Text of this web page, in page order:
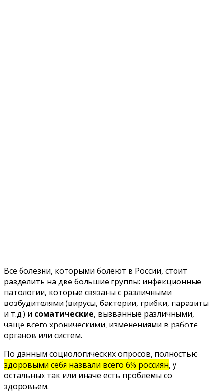
Все болезни, которыми болеют в России, стоит
разделить на две большие группы: инфекционные
патологии, которые связаны с различными
возбудителями (вирусы, бактерии, грибки, паразиты
и т.д.) и соматические, вызванные различными,
чаще всего хроническими, изменениями в работе
органов или систем.
По данным социологических опросов, полностью
здоровыми себя назвали всего 6% россиян, у
остальных так или иначе есть проблемы со
здоровьем.